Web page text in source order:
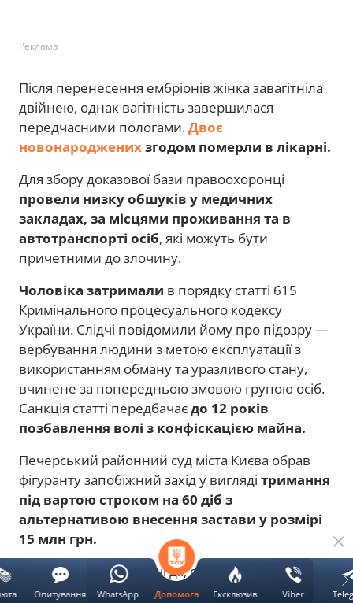
Реклама
Після перенесення ембріонів жінка завагітніла
двійнею, однак вагітність завершилася
передчасними пологами.Двоє
новонародженихзгодом померли в лікарні.
Для збору доказової бази правоохоронці
провели низку обшуків у медичних
закладах, за місцями проживання та в
автотранспорті осіб, які можуть бути
причетними до злочину.
Чоловіка затримали в порядку статті 615
Кримінального процесуального кодексу
України. Слідчі повідомили йому про підозру —
вербування людини з метою експлуатації з
використанням обману та уразливого стану,
вчинене за попередньою змовою групою осіб.
Санкція статті передбачаєдо 12 років
позбавлення волі з конфіскацією майна.
Печерський районний суд міста Києва обрав
фігуранту запобіжний захід у вигляді тримання
під вартою строком на 60 діб з
альтернативою внесення застави у розмірі
15 млн грн.
Наразі тривають слідчі дії, спрямовані на
встановлення причетності інших учасників
Допомога Ексклюзив Viber
Опитування WhatsApp